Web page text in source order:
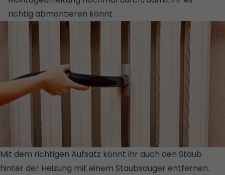
richtig abmontieren könnt.
Mit dem richtigen Aufsatz könnt ihr auch den Staub
hinter der Heizung mit einem Staubsauger entfernen.